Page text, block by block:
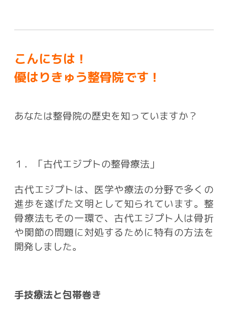
こんにちは！
優はりきゅう整骨院です！
あなたは整骨院の歴史を知っていますか？
１．「古代エジプトの整骨療法」
古代エジプトは、医学や療法の分野で多くの
進歩を遂げた文明として知られています。整
骨療法もその一環で、古代エジプト人は骨折
や関節の問題に対処するために特有の方法を
開発しました。
手技療法と包帯巻き